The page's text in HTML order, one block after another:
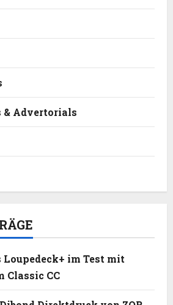
& Advertorials
Loupedeck+ im Test mit
Classic CC